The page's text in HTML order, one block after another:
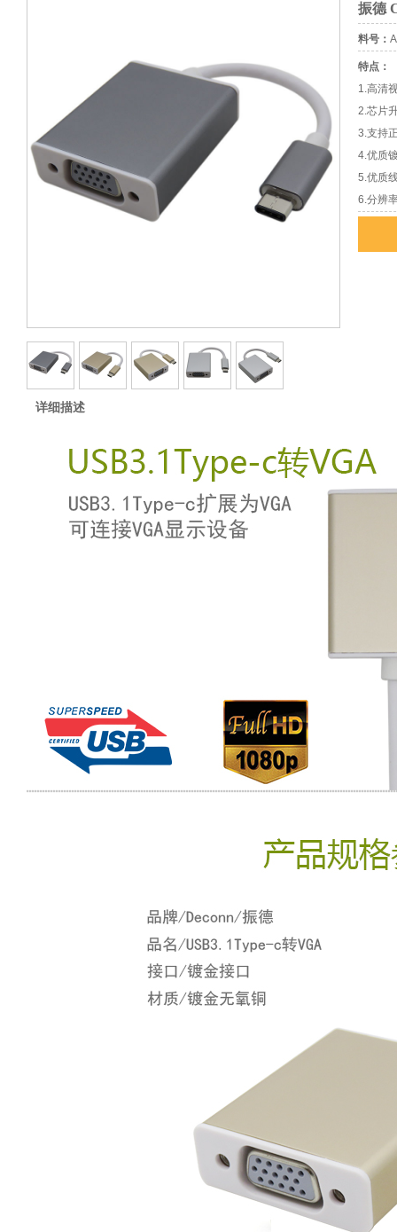
振德
料号：
特点：
1.高清
2.芯片
3.支持
4.优质
5.优质
6.分辨
详细描述